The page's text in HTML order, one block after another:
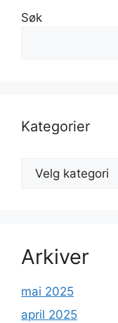
Søk
Kategorier
Kategorier
Arkiver
mai 2025
april 2025